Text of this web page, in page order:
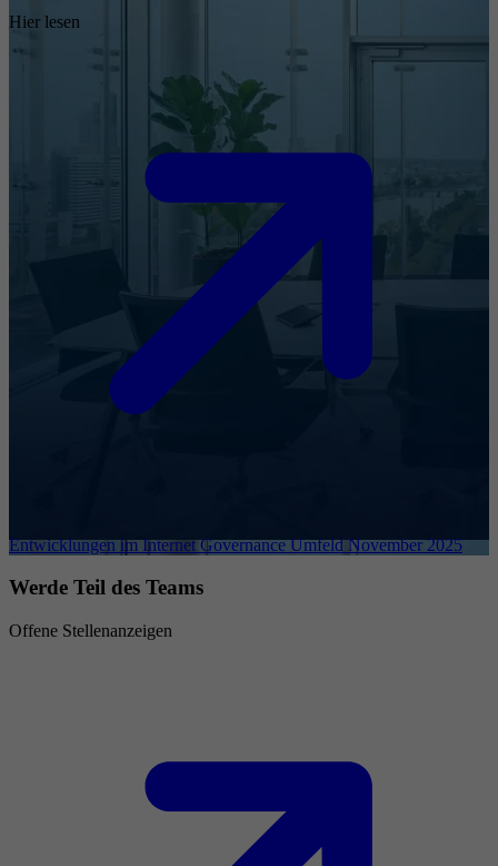
Hier lesen
Entwicklungen im Internet Governance Umfeld November 2025
Werde Teil des Teams
Offene Stellenanzeigen